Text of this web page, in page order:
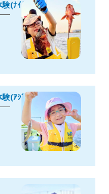
(ﾅｲﾄｶ
(ｱｼﾞ